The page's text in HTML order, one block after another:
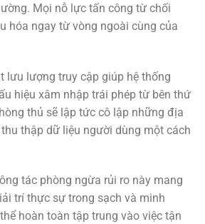
Mọi nỗ lực tấn công từ chối
hóa ngay từ vòng ngoài cùng của
lưu lượng truy cập giúp hệ thống
hiệu xâm nhập trái phép từ bên thứ
thủ sẽ lập tức cô lập những địa
thập dữ liệu người dùng một cách
tác phòng ngừa rủi ro này mang
trí thực sự trong sạch và minh
hoàn toàn tập trung vào việc tận